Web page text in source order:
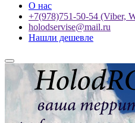
О нас
+7(978)751-50-54 (Viber,
holodservise@mail.ru
Нашли дешевле